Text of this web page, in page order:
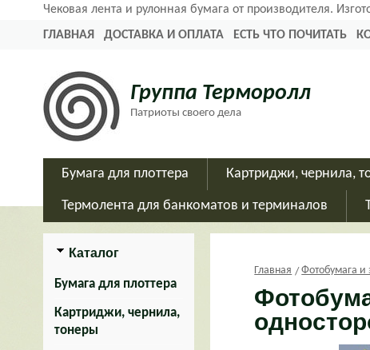
Чековая лента и рулонная бумага от производителя.
ГЛАВНАЯ
ДОСТАВКА И ОПЛАТА ЕСТЬ ЧТО ПОЧИТАТЬ
Группа Терморолл
Патриоты своего дела
Бумага для плоттера Картриджи, чернила,
Термолента для банкоматов и терминалов
Каталог
Бумага для плоттера
Картриджи, чернила,
тонеры
Главная Фотобумага и